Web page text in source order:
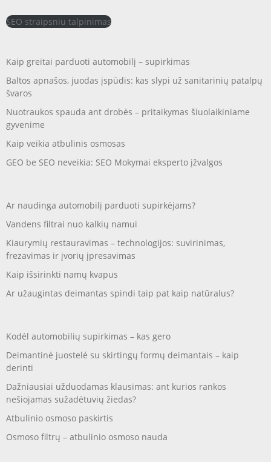
SEO straipsniu talpinimas
Kaip greitai parduoti automobilį – supirkimas
Baltos apnašos, juodas įspūdis: kas slypi už sanitarinių patalpų
švaros
Nuotraukos spauda ant drobės – pritaikymas šiuolaikiniame
gyvenime
Kaip veikia atbulinis osmosas
GEO be SEO neveikia: SEO Mokymai eksperto įžvalgos
Ar naudinga automobilį parduoti supirkėjams?
Vandens filtrai nuo kalkių namui
Kiaurymių restauravimas – technologijos: suvirinimas,
frezavimas ir įvorių įpresavimas
Kaip išsirinkti namų kvapus
Ar užaugintas deimantas spindi taip pat kaip natūralus?
Kodėl automobilių supirkimas – kas gero
Deimantinė juostelė su skirtingų formų deimantais – kaip
derinti
Dažniausiai užduodamas klausimas: ant kurios rankos
nešiojamas sužadėtuvių žiedas?
Atbulinio osmoso paskirtis
Osmoso filtrų – atbulinio osmoso nauda